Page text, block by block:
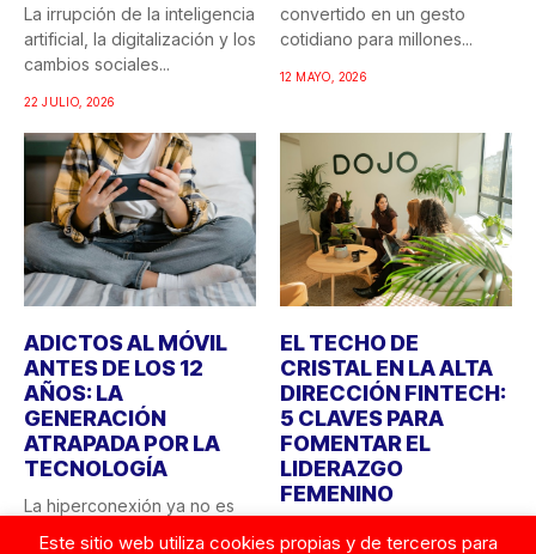
La irrupción de la inteligencia
artificial, la digitalización y los
cambios sociales...
22 JULIO, 2026
convertido en un gesto
cotidiano para millones...
12 MAYO, 2026
ADICTOS AL MÓVIL
ANTES DE LOS 12
AÑOS: LA
GENERACIÓN
ATRAPADA POR LA
TECNOLOGÍA
La hiperconexión ya no es
EL TECHO DE
CRISTAL EN LA ALTA
DIRECCIÓN FINTECH:
5 CLAVES PARA
FOMENTAR EL
LIDERAZGO
FEMENINO
Este sitio web utiliza cookies propias y de terceros para